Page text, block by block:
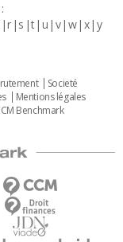
r s t u v w x y
Societé
Mentions légales
Benchmark